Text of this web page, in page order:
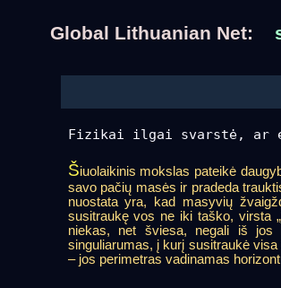
Global Lithuanian Net:
Fizikai ilgai svarstė, ar
Šiuolaikinis mokslas pateikė
savo pačių masės ir pradeda
nuostata yra, kad masyvių
susitraukę vos ne iki taško, virsta „
niekas, net šviesa, negali iš
singuliarumas, į kurį susitraukė
– jos perimetras vadinamas